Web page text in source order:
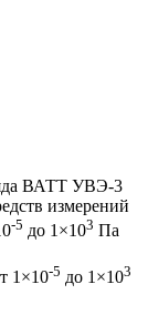
ВАТТ УВЭ-3
измерений
-5 до 1×103 Па
1×10-5 до 1×103